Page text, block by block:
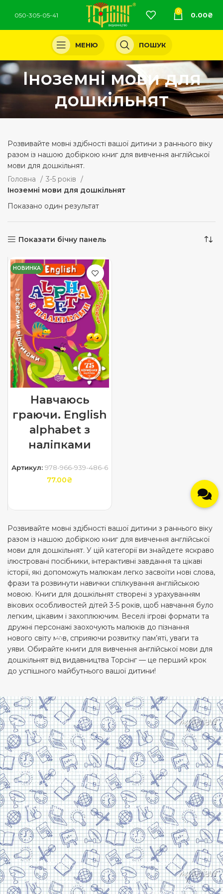
050-305-05-41
0 0.00₴
МЕНЮ ПОШУК
Іноземні мови для
дошкільнят
Розвивайте мовні здібності вашої дитини з раннього віку
разом із нашою добіркою книг для вивчення англійської
мови для дошкільнят.
Головна
3-5 років
Іноземні мови для дошкільнят
Показано один результат
Показати бічну панель
НОВИНКА
Навчаюсь
граючи. English
alphabet з
наліпками
Артикул: 978-966-939-486-6
77.00₴
Розвивайте мовні здібності вашої дитини з раннього віку
разом із нашою добіркою книг для вивчення англійської
мови для дошкільнят. У цій категорії ви знайдете яскраво
ілюстровані посібники, інтерактивні завдання та цікаві
історії, які допоможуть малюкам легко засвоїти нові слова,
фрази та розвинути навички спілкування англійською
мовою. Книги для дошкільнят створені з урахуванням
вікових особливостей дітей 3-5 років, щоб навчання було
легким, цікавим і захоплюючим. Веселі ігрові формати та
дружні персонажі заохочують малюків до пізнання
нового світу мов, сприяючи розвитку пам’яті, уваги та
уяви. Обирайте книги для вивчення англійської мови для
дошкільнят від видавництва Торсінг — це перший крок
до успішного майбутнього вашої дитини!
Харків, вулиця Сумська, 13
Телефон: (050) 305-05-41
E-Mail: torsingplus@gmail.com
Інтернет-магазин Торсінг. Усі права захищені
© 2024. Розробка:Skill Unit
Про видавництво
Контакти
Оплата та доставка
Повернення та
обмін
Скачати прайс
Система знижок
Договір оферти
Політика
конфіденційності